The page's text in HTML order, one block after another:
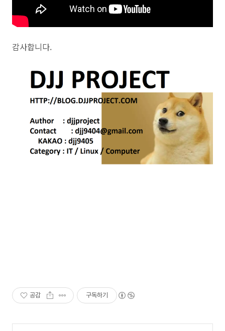
감사합니다.
공감 구독하기